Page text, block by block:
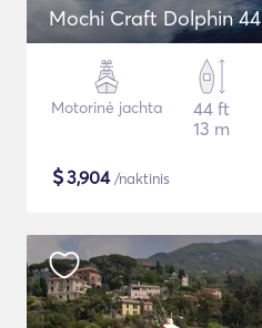
Mochi Craft Dolphin 44
Motorinė jachta
44 ft
13 m
$3,904/naktinis